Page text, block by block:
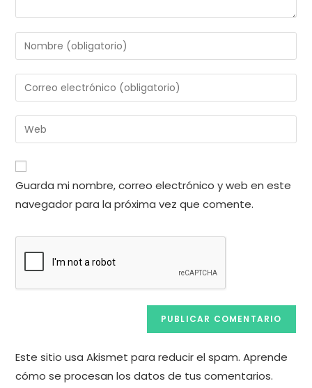
Introduce
tu
nombre
de
usuario
para
comentar
Introduce
tu
dirección
de
electrónico
para
comentar
Introduce
la
URL
de
tu
web
Guarda mi nombre, correo electrónico y web en este
navegador para la próxima vez que comente.
Este sitio usa Akismet para reducir el spam.Aprende
cómo se procesan los datos de tus comentarios.